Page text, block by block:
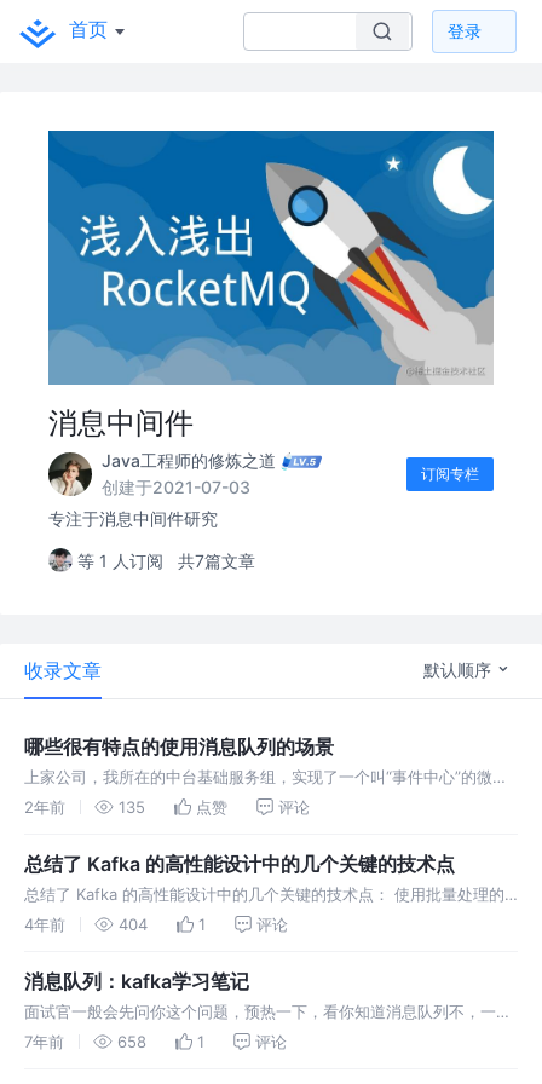
首页 登录
消息中间件
Java工程师的修炼之道
创建于2021-07-03
订阅专栏
专注于消息中间件研究
等 1 人订阅 共7篇文章
收录文章 默认顺序
哪些很有特点的使用消息队列的场景
上家公司，我所在的中台基础服务组，实现了一个叫“事件中心”的微服
务，核心功能之一就是使用消息队列作为事件传递和调用。相较于正常
列更多的功能
2年前 135 点赞 评论
总结了 Kafka 的高性能设计中的几个关键的技术点
总结了 Kafka 的高性能设计中的几个关键的技术点： 使用批量处理的
方式来提升系统吞吐能力。 基于磁盘文件高性能顺序读写的特性来设计
4年前 404 1 评论
消息队列：kafka学习笔记
面试官一般会先问你这个问题，预热一下，看你知道消息队列不，一般
在第一面的时候面试官可能只会问消息队列 MQ 的应用场景/使用消息
7年前 658 1 评论